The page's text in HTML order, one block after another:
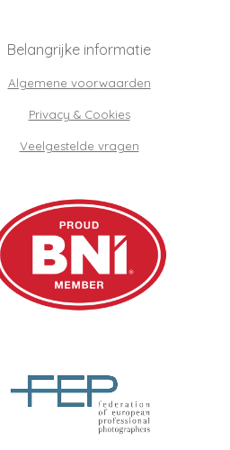
Belangrijke informatie
Algemene voorwaarden
Privacy & Cookies
Veelgestelde vragen